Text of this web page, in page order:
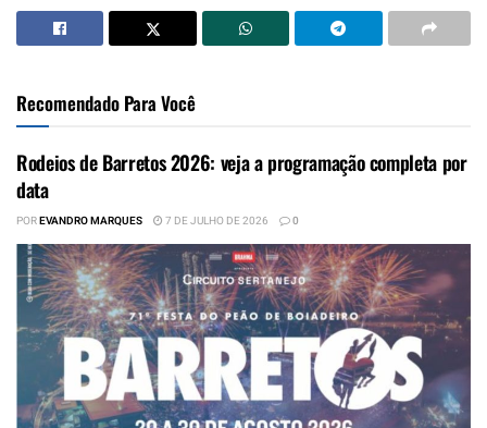
Recomendado Para Você
Rodeios de Barretos 2026: veja a programação completa por
data
POREVANDRO MARQUES 7 DE JULHO DE 2026 0